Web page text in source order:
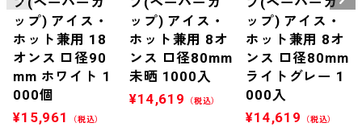
ップ) アイス・
ホット兼用 18
オンス 口径90
mm ホワイト 1
000個
¥15,961 （税込）
ップ) アイス・
ホット兼用 8オ
ンス 口径80mm
未晒 1000入
¥14,619 （税込）
ップ) アイス・
ホット兼用 8オ
ンス 口径80mm
ライトグレー 1
000入
¥14,619 （税込）